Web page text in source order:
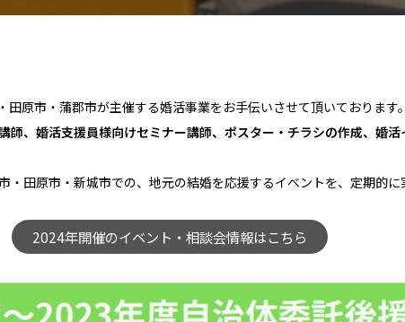
原市・蒲郡市が主催する婚活事業をお手伝いさせて頂いております。
師、婚活支援員様向けセミナー講師、ポスター・チラシの作成、婚
・田原市・新城市での、地元の結婚を応援するイベントを、定期的に
2024年開催のイベント・相談会情報はこちら